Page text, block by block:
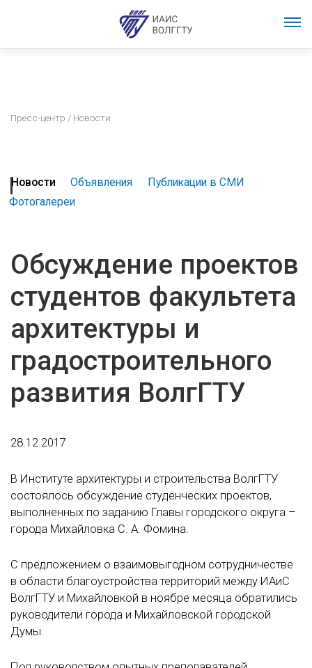
Пресс-центр / Новости
Новости Объявления
Публикации в СМИ
Фотогалереи
Обсуждение проектов
студентов факультета
архитектуры и
градостроительного
развития ВолгГТУ
28.12.2017
В Институте архитектуры и строительства ВолгГТУ
состоялось обсуждение студенческих проектов,
выполненных по заданию Главы городского округа –
города Михайловка С. А. Фомина.
С предложением о взаимовыгодном сотрудничестве
в области благоустройства территорий между ИАиС
ВолгГТУ и Михайловкой в ноябре месяца обратились
руководители города и Михайловской городской
Думы.